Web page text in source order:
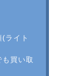
ライト
買い取